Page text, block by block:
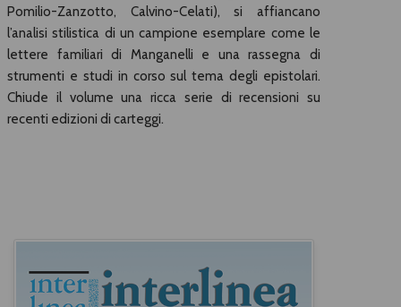
Pomilio-Zanzotto, Calvino-Celati), si affiancano
l’analisi stilistica di un campione esemplare come le
lettere familiari di Manganelli e una rassegna di
strumenti e studi in corso sul tema degli epistolari.
Chiude il volume una ricca serie di recensioni su
recenti edizioni di carteggi.